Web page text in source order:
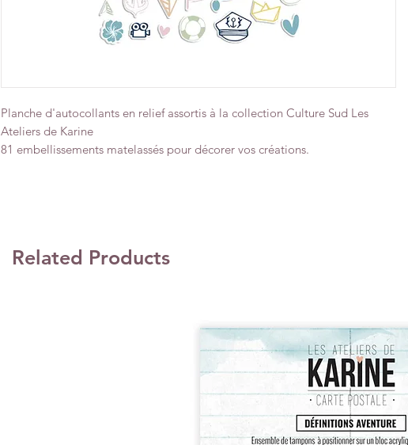
Planche d'autocollants en relief assortis à la collection Culture Sud Les
Ateliers de Karine
81 embellissements matelassés pour décorer vos créations.
Related Products